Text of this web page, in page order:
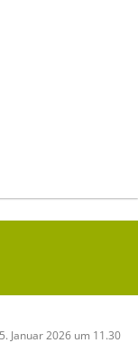
Januar 2026 um 11.30